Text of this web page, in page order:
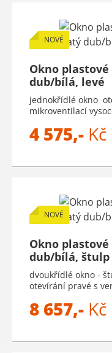
NOVÉ
Okno plastové
dub/bílá, levé
jednokřídlé okno
mikroventilací
4 575,- Kč
NOVÉ
Okno plastové
dub/bílá, štulp
dvoukřídlé okno -
otevírání pravé s
8 657,- Kč